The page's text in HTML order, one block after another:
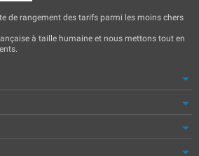
de rangement des tarifs parmi les moins chers
à taille humaine et nous mettons tout en